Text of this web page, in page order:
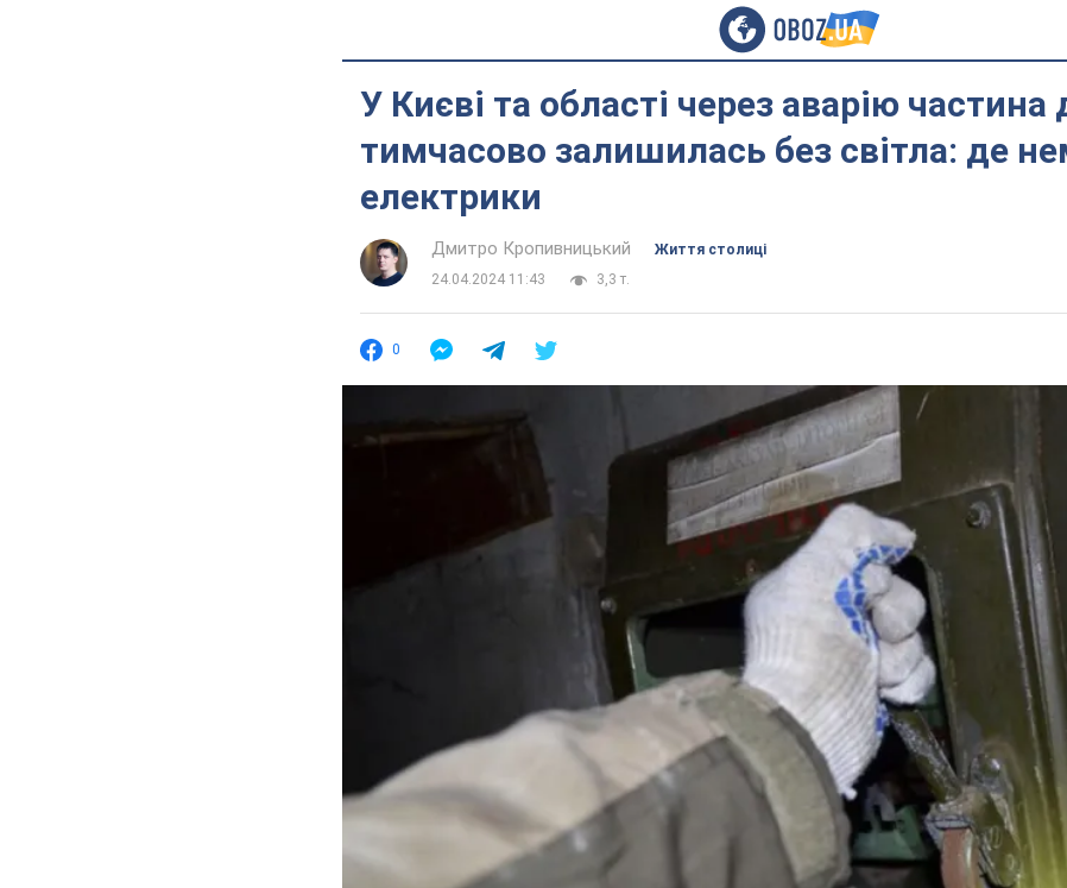
У Києві та області через аварію частина
тимчасово залишилась без світла: де
електрики
Дмитро Кропивницький
Життя столиці
24.04.2024 11:43
3,3 т.
0